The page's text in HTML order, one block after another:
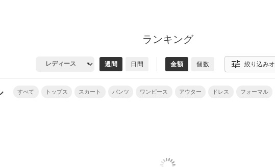
ランキング
週間 日間 金額 個数 tune 絞り込み
すべて トップス スカート パンツ ワンピース アウター ドレス フォーマル